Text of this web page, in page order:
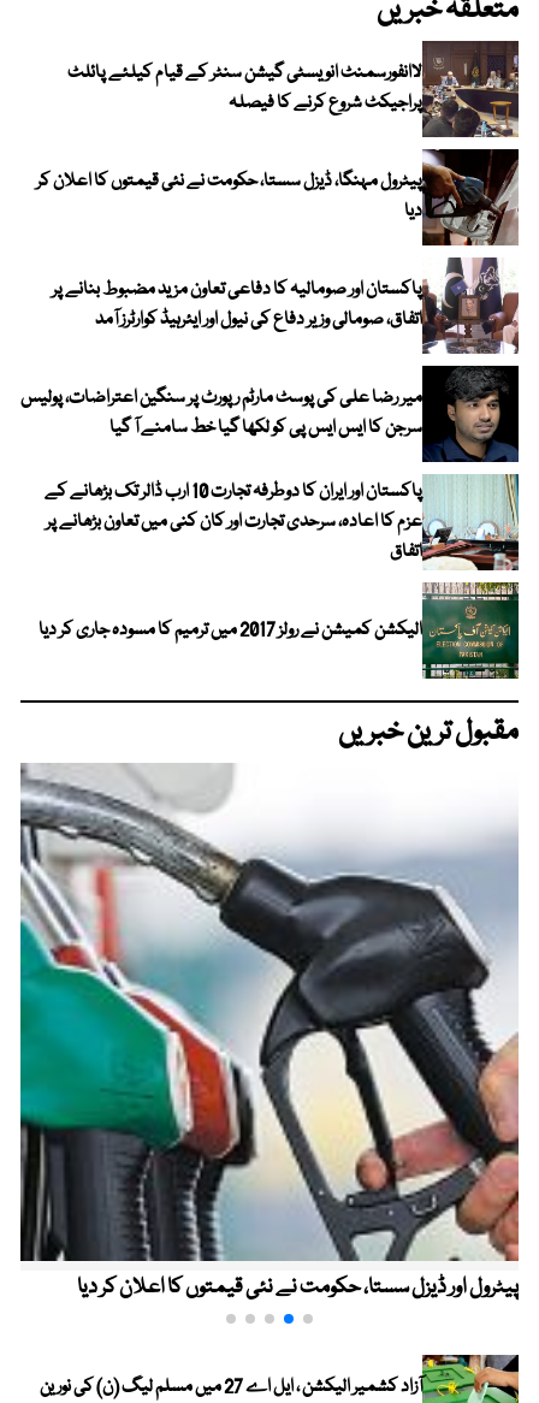
متعلقہ خبریں
لاانفورسمنٹ انویسٹی گیشن سنٹر کے قیام کیلئے پائلٹ
پراجیکٹ شروع کرنے کا فیصلہ
پیٹرول مہنگا، ڈیزل سستا، حکومت نے نئی قیمتوں کا اعلان کر
دیا
پاکستان اور صومالیہ کا دفاعی تعاون مزید مضبوط بنانے پر
اتفاق، صومالی وزیر دفاع کی نیول اور ایئرہیڈ کوارٹرز آمد
میر رضا علی کی پوسٹ مارٹم رپورٹ پر سنگین اعتراضات، پولیس
سرجن کا ایس ایس پی کو لکھا گیا خط سامنے آ گیا
پاکستان اور ایران کا دوطرفہ تجارت 10 ارب ڈالر تک بڑھانے کے
عزم کا اعادہ، سرحدی تجارت اور کان کنی میں تعاون بڑھانے پر
اتفاق
الیکشن کمیشن نے رولز 2017 میں ترمیم کا مسودہ جاری کر دیا
مقبول ترین خبریں
پیٹرول اور ڈیزل سستا، حکومت نے نئی قیمتوں کا اعلان کر دیا
آزاد کشمیر الیکشن ، ایل اے 27 میں مسلم لیگ (ن) کی نورین